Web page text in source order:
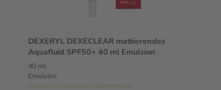
DEXERYL DEXECLEAR mattierendes
Aquafluid SPF50+ 40 ml Emulsion
40 ml
Emulsion
inklusive Bei Dexeclear Gästehandtuch